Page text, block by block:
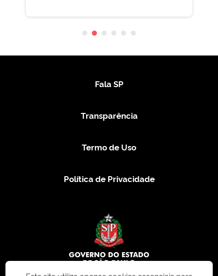
Fala SP
Transparência
Termo de Uso
Política de Privacidade